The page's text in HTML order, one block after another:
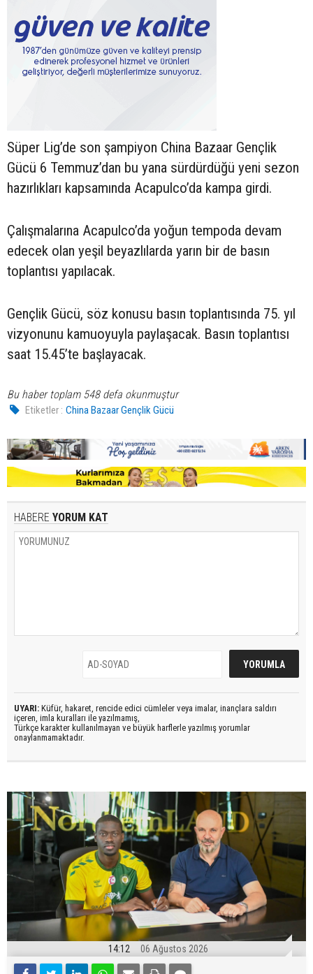
Süper Lig’de son şampiyon China Bazaar Gençlik
Gücü 6 Temmuz’dan bu yana sürdürdüğü yeni sezon
hazırlıkları kapsamında Acapulco’da kampa girdi.
Çalışmalarına Acapulco’da yoğun tempoda devam
edecek olan yeşil beyazlılarda yarın bir de basın
toplantısı yapılacak.
Gençlik Gücü, söz konusu basın toplantısında 75. yıl
vizyonunu kamuoyuyla paylaşacak. Basın toplantısı
saat 15.45’te başlayacak.
Bu haber toplam 548 defa okunmuştur
Etiketler : China Bazaar Gençlik Gücü
HABERE YORUM KAT
UYARI: Küfür, hakaret, rencide edici cümleler veya imalar, inançlara saldırı
içeren, imla kuralları ile yazılmamış,
Türkçe karakter kullanılmayan ve büyük harflerle yazılmış yorumlar
onaylanmamaktadır.
14:12 06 Ağustos 2026